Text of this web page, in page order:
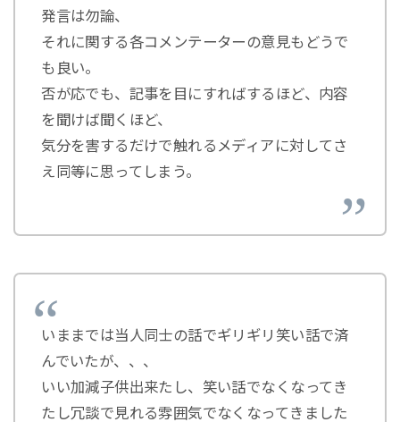
発言は勿論、
それに関する各コメンテーターの意見もどうで
も良い。
否が応でも、記事を目にすればするほど、内容
を聞けば聞くほど、
気分を害するだけで触れるメディアに対してさ
え同等に思ってしまう。
いままでは当人同士の話でギリギリ笑い話で済
んでいたが、、、
いい加減子供出来たし、笑い話でなくなってき
たし冗談で見れる雰囲気でなくなってきました